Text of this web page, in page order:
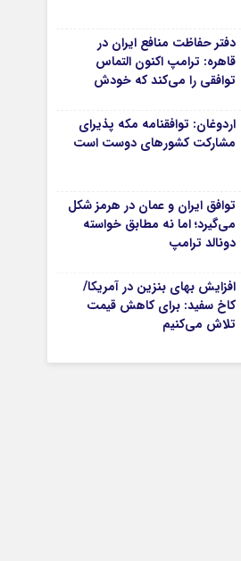
اطلاعیه
پیام تبریک ماناسپهر
پیوندهای سایت
دفتر حفاظت منافع ایران در
قاهره: ترامپ اکنون التماس
توافقی را می‌کند که خودش
اردوغان: توافقنامه مکه پذیرای
مشارکت کشورهای دوست است
توافق ایران و عمان در هرمز شکل
می‌گیرد؛ اما نه مطابق خواسته
دونالد ترامپ
افزایش بهای بنزین در آمریکا/
کاخ سفید: برای کاهش قیمت
تلاش می‌کنیم